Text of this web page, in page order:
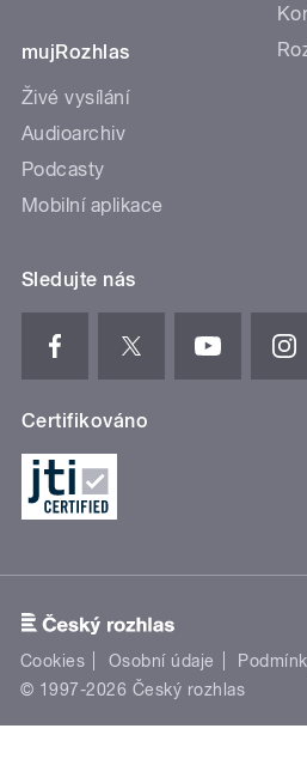
mujRozhlas
Živé vysílání
Audioarchiv
Podcasty
Mobilní aplikace
Sledujte nás
Certifikováno
Cookies Osobní údaje
© 1997-2026 Český rozhlas